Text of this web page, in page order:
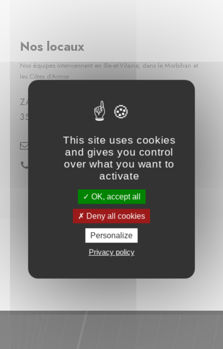
Nos locaux
Nos équipes interviennent en Ille-et-Vilaine, dans le Morbihan et
les Côtes d'Armor
ZA de la Planchaine
35370 Etrelles
hello@glaz-amenagement.fr
02 99 96 48 36
This site uses cookies
and gives you control
over what you want to
activate
OK, accept all
Deny all cookies
Personalize
Privacy policy